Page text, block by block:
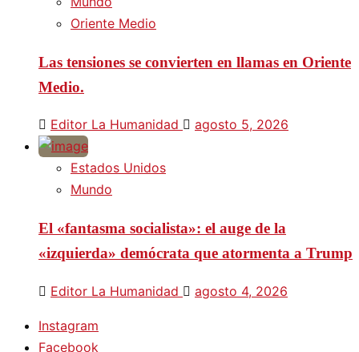
Oriente Medio
Las tensiones se convierten en llamas en Oriente
Medio.
Editor La Humanidad agosto 5, 2026
Estados Unidos
Mundo
El «fantasma socialista»: el auge de la
«izquierda» demócrata que atormenta a Trump
Editor La Humanidad agosto 4, 2026
Instagram
Facebook